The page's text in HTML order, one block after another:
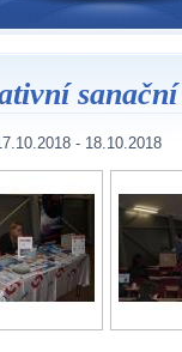
- 18.10.2018